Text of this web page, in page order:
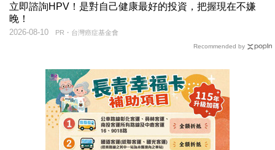
立即諮詢HPV！是對自己健康最好的投資，把握現在不嫌
晚！
PR・台灣癌症基金會
2026-08-10
Recommended by